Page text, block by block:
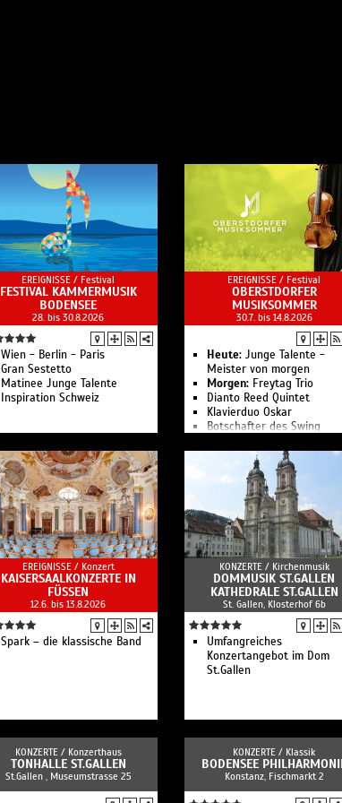
EREIGNISSE / Festival
FESTIVAL KAMMERMUSIK
BODENSEE
28. bis 30.8.2026
Wien - Berlin - Paris
Gran Sestetto
Matinee Junge Talente
Inspiration Schweiz
EREIGNISSE / Festival
OBERSTDORFER
MUSIKSOMMER
30.7. bis 14.8.2026
Heute: Junge Talente -
Meister von morgen
Morgen: Freytag Trio
Dianto Reed Quintet
Klavierduo Oskar
Botschafter des Swing
Unit Hannover
EREIGNISSE / Konzert
KAISERSAALKONZERTE IN
FÜSSEN
12.6. bis 13.8.2026
Spark – die klassische Band
KONZERTE / Kirchenmusik
DOMMUSIK ST.GALLEN
KATHEDRALE ST.GALLEN
St. Gallen, Klosterhof 6b
Umfangreiches
Konzertangebot im Dom
St.Gallen
KONZERTE / Konzerthaus
TONHALLE ST.GALLEN
St.Gallen , Museumstrasse 25
KONZERTE / Klassik
BODENSEE
Konstanz, Fischmarkt 2